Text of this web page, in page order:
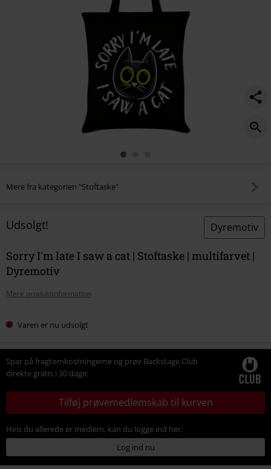
Mere fra kategorien "Stoftaske"
Udsolgt! Dyremotiv
Sorry I'm late I saw a cat | Stoftaske | multifarvet |
Dyremotiv
Mere produktinformation
Varen er nu udsolgt
Spar på fragtomkostningerne og prøv Backstage Club
direkte gratis i 30 dage:
Tilføj prøvemedlemskab til kurven
Hvis du allerede er medlem, kan du logge ind her:
Log ind nu